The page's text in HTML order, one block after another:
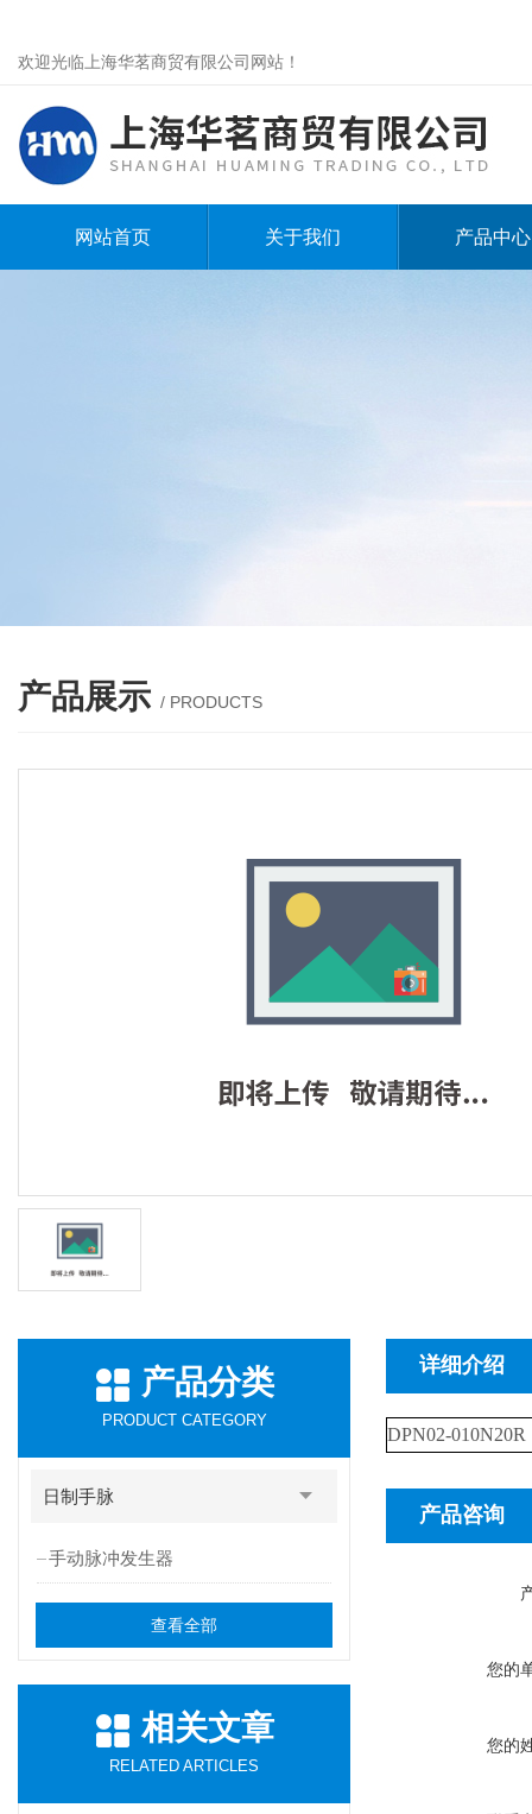
欢迎光临上海华茗商贸有限公司网站！
网站首页 关于我们 产品中心
产品展示 / PRODUCTS
产品分类
PRODUCT CATEGORY
日制手脉
手动脉冲发生器
查看全部
相关文章
RELATED ARTICLES
详细介绍
DPN02-010N20R
产品咨询
您的
您的